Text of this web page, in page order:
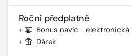
Roční předplatné
+ Bonus navíc - elektronická
+
Dárek